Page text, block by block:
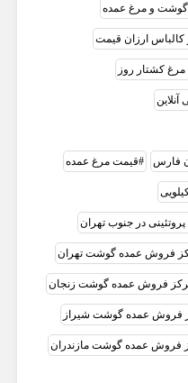
گوشت و مرغ عمده
ارزان قیمت
کشتار روز
فارس قیمت مرغ عمده
در جنوب تهران
فروش عمده گوشت تهران
فروش عمده گوشت زنجان
فروش عمده گوشت شیراز
فروش عمده گوشت مازندران